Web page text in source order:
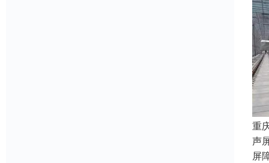
重
声
屏